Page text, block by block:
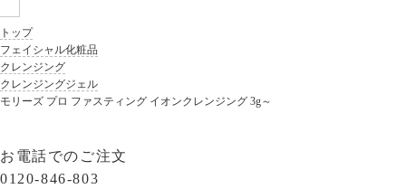
トップ
フェイシャル化粧品
クレンジング
クレンジングジェル
モリーズ プロ ファスティング イオンクレンジング 3g～
お電話でのご注文
0120-846-803